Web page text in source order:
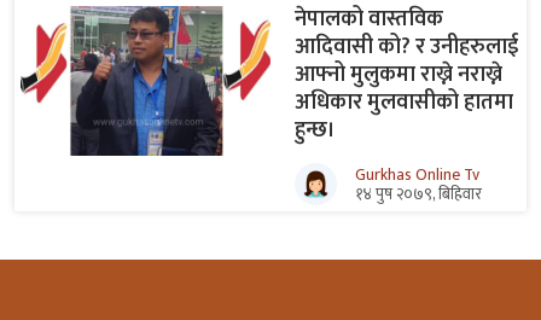
नेपालको वास्तविक
आदिवासी को? र उनीहरुलाई
आफ्नो मुलुकमा राख्ने नराख्ने
अधिकार मुलवासीको हातमा
हुन्छ।
Gurkhas Online Tv
१४ पुष २०७९, बिहिवार